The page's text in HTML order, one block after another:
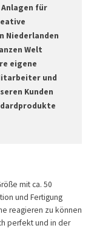
für
Niederlanden
Welt
eigene
und
Kunden
mit ca. 50
und Fertigung
reagieren zu können
perfekt und in der